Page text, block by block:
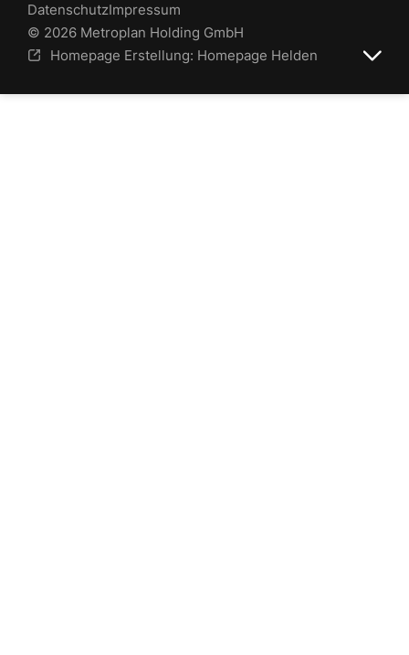
DatenschutzImpressum
© 2026 Metroplan Holding GmbH
Homepage Erstellung: Homepage Helden